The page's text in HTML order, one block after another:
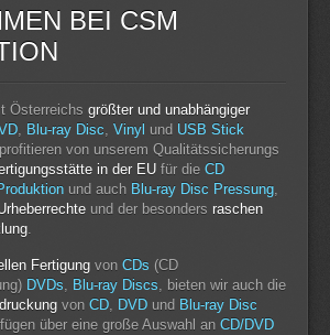
BEI CSM
Österreichs größter und unabhängiger
, Blu-ray Disc, Vinyl und USB Stick
von unserem Qualitätssicherungs
in der EU für die CD
und auch Blu-ray Disc Pressung,
und der besonders raschen
.
Fertigung von CDs (CD
DVDs, Blu-ray Discs, bieten wir auch die
von CD, DVD und Blu-ray Disc
über eine große Auswahl an CD/DVD